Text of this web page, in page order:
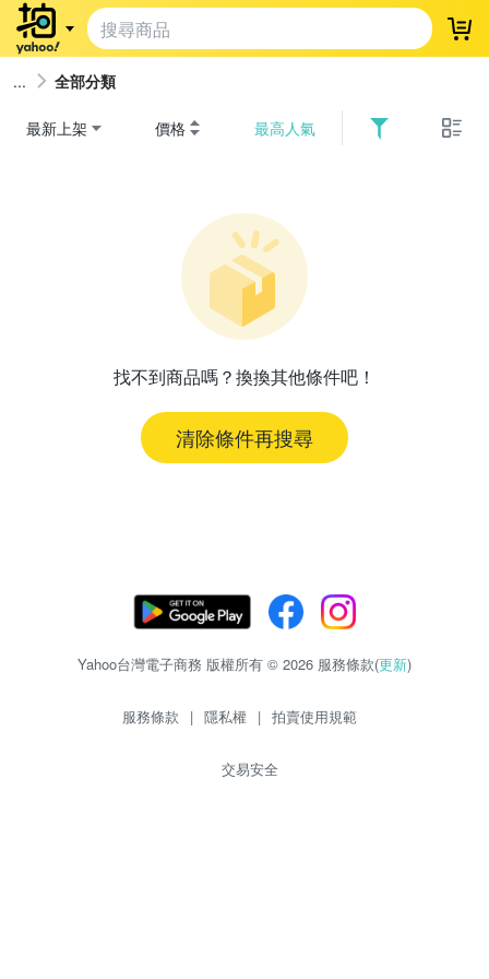
登
全部分類
最新上架 價格 最高人氣
找不到商品嗎？換換其他條件吧！
清除條件再搜尋
Yahoo台灣電子商務 版權所有 © 2026 服務條款(更新)
服務條款 | 隱私權 | 拍賣使用規範
交易安全